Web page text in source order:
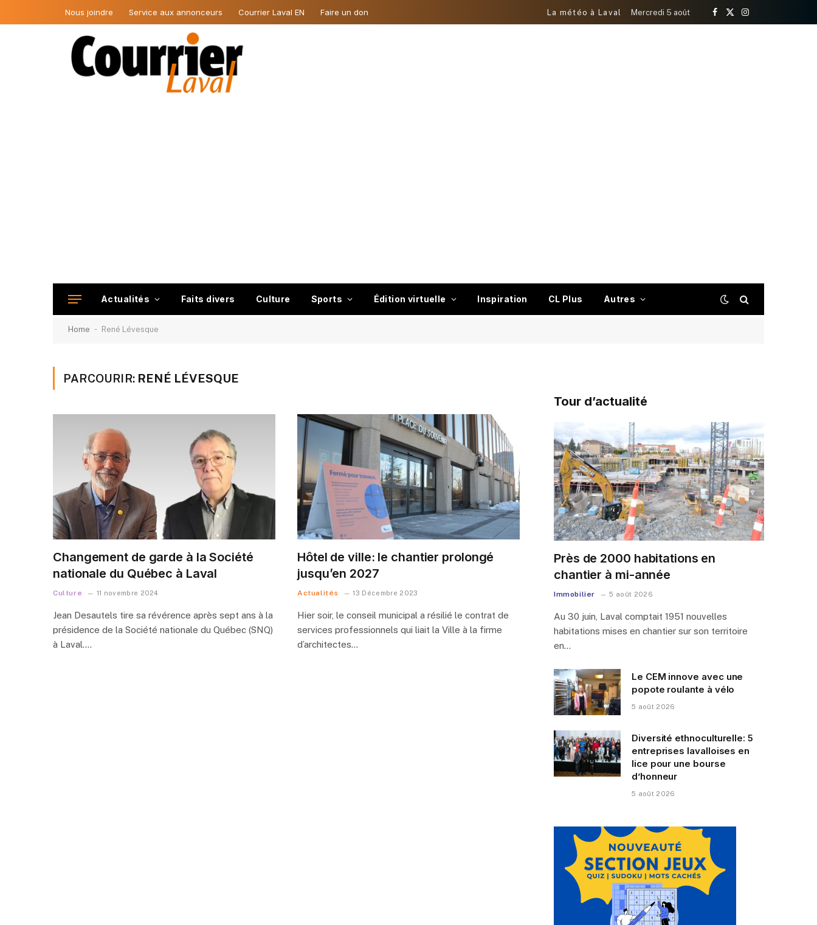
Nous joindre Service aux annonceurs Courrier Laval EN Faire un don La météo à Laval Mercredi 5 août
Facebook
X
Instagram
Actualités Faits divers Culture Sports Édition virtuelle Inspiration CL Plus Autres
Home - René Lévesque
PARCOURIR: RENÉ LÉVESQUE
Changement de garde à la Société
nationale du Québec à Laval
Culture 11 novembre 2024
Jean Desautels tire sa révérence après sept ans à la
présidence de la Société nationale du Québec (SNQ)
à Laval.…
Hôtel de ville: le chantier prolongé
jusqu’en 2027
Actualités 13 Décembre 2023
Hier soir, le conseil municipal a résilié le contrat de
services professionnels qui liait la Ville à la firme
d’architectes…
Tour d’actualité
Près de 2000 habitations en
chantier à mi-année
Immobilier 5 août 2026
Au 30 juin, Laval comptait 1951 nouvelles
habitations mises en chantier sur son territoire
en…
Le CEM innove avec une
popote roulante à vélo
5 août 2026
Diversité ethnoculturelle: 5
entreprises lavalloises en
lice pour une bourse
d’honneur
5 août 2026